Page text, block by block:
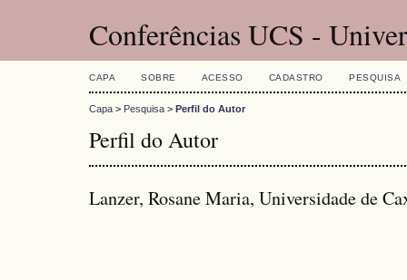
Conferências UCS -
CAPA SOBRE ACESSO CADASTRO PESQUISA
Capa > Pesquisa > Perfil do Autor
Perfil do Autor
Lanzer, Rosane Maria, Universidade de